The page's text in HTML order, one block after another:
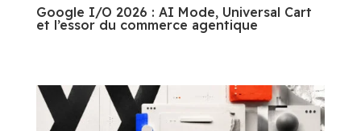
Google I/O 2026 : AI Mode, Universal Cart
et l’essor du commerce agentique